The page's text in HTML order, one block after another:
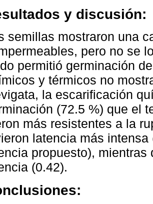
y discusión:
semillas mostraron una
pero no se
permitió germinación
y térmicos no
la escarificación
(72.5 %) que el
más resistentes a la
latencia más
propuesto), mientras
(0.42).